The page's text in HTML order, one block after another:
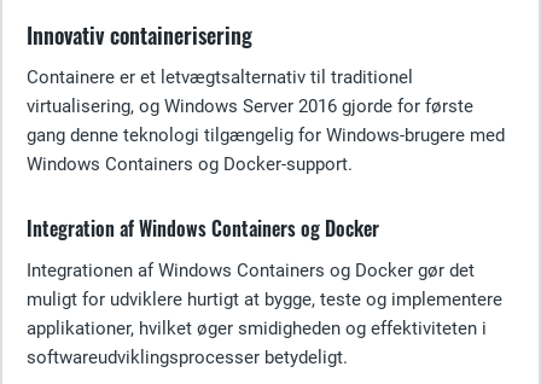
Innovativ containerisering
Containere er et letvægtsalternativ til traditionel
virtualisering, og Windows Server 2016 gjorde for første
gang denne teknologi tilgængelig for Windows-brugere med
Windows Containers og Docker-support.
Integration af Windows Containers og Docker
Integrationen af Windows Containers og Docker gør det
muligt for udviklere hurtigt at bygge, teste og implementere
applikationer, hvilket øger smidigheden og effektiviteten i
softwareudviklingsprocesser betydeligt.